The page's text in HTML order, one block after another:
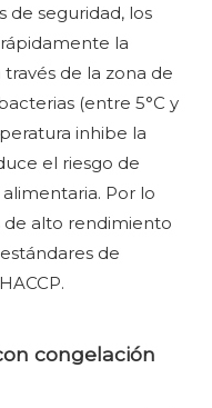
de seguridad, los
la
de la zona de
(entre 5°C y
inhibe la
el riesgo de
Por lo
de alto rendimiento
de
congelación